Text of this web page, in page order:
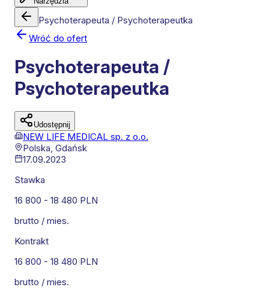
Psychoterapeuta / Psychoterapeutka
Wróć do ofert
Psychoterapeuta /
Psychoterapeutka
Udostępnij
NEW LIFE MEDICAL sp. z o.o.
Polska, Gdańsk
17.09.2023
Stawka
16 800 - 18 480 PLN
brutto / mies.
Kontrakt
16 800 - 18 480 PLN
brutto / mies.